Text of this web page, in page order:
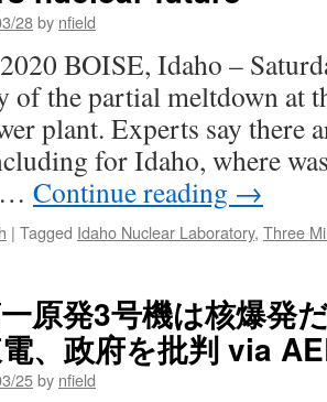
28by nfield
BOISE, Idaho –
of the partial meltdown at
plant. Experts say there
for Idaho, where
… Continue reading →
| Tagged Idaho Nuclear Laboratory, Three
一原発3号機は核爆発
、政府を批判 via
25by nfield